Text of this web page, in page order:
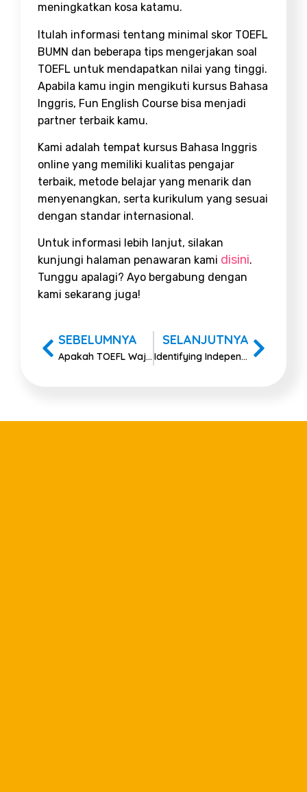
meningkatkan kosa katamu.
Itulah informasi tentang minimal skor TOEFL
BUMN dan beberapa tips mengerjakan soal
TOEFL untuk mendapatkan nilai yang tinggi.
Apabila kamu ingin mengikuti kursus Bahasa
Inggris, Fun English Course bisa menjadi
partner terbaik kamu.
Kami adalah tempat kursus Bahasa Inggris
online yang memiliki kualitas pengajar
terbaik, metode belajar yang menarik dan
menyenangkan, serta kurikulum yang sesuai
dengan standar internasional.
Untuk informasi lebih lanjut, silakan
kunjungi halaman penawaran kami disini.
Tunggu apalagi? Ayo bergabung dengan
kami sekarang juga!
SEBELUMNYA
Apakah TOEFL Wajib untuk Wisuda?
SELANJUTNYA
Identifying Independent Clause and How to Use It